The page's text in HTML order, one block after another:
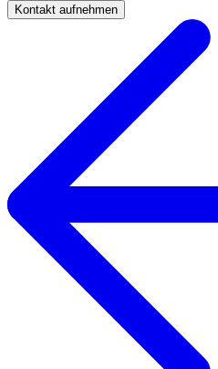
Kontakt aufnehmen